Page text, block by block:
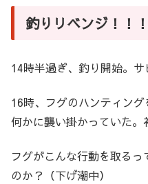
釣りリベンジ！！！
14時半過ぎ、釣り開始。サ
16時、フグのハンティン
何かに襲い掛かっていた。
フグがこんな行動を取る
のか？（下げ潮中）